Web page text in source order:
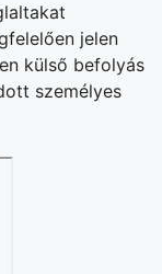
jelen
külső befolyás
személyes